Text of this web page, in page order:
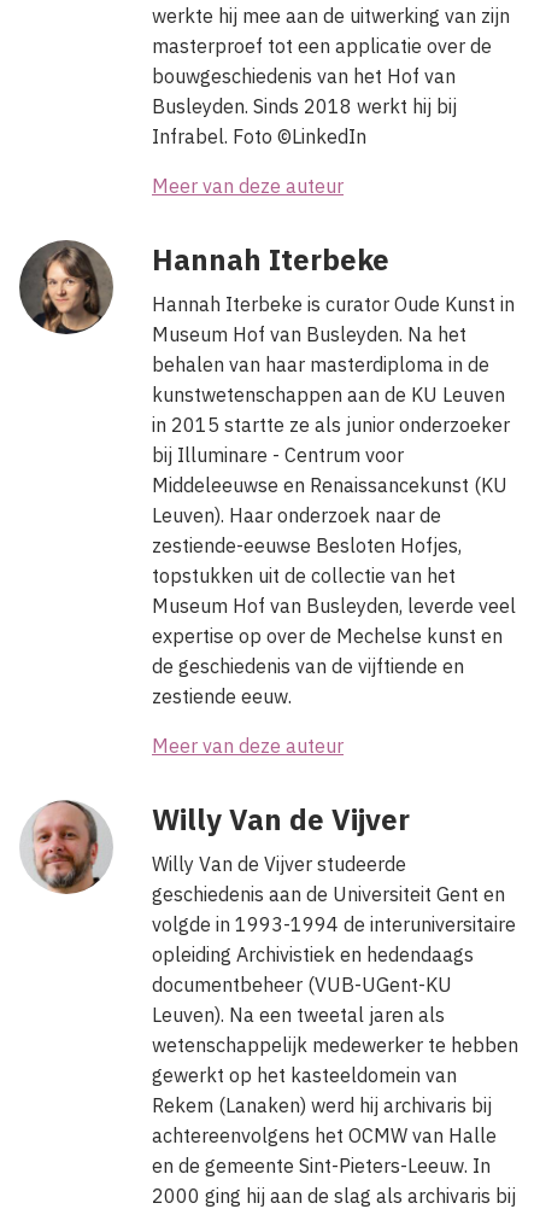
werkte hij mee aan de uitwerking van zijn
masterproef tot een applicatie over de
bouwgeschiedenis van het Hof van
Busleyden. Sinds 2018 werkt hij bij
Infrabel. Foto ©LinkedIn
Meer van deze auteur
Hannah Iterbeke
Hannah Iterbeke is curator Oude Kunst in
Museum Hof van Busleyden. Na het
behalen van haar masterdiploma in de
kunstwetenschappen aan de KU Leuven
in 2015 startte ze als junior onderzoeker
bij Illuminare - Centrum voor
Middeleeuwse en Renaissancekunst (KU
Leuven). Haar onderzoek naar de
zestiende-eeuwse Besloten Hofjes,
topstukken uit de collectie van het
Museum Hof van Busleyden, leverde veel
expertise op over de Mechelse kunst en
de geschiedenis van de vijftiende en
zestiende eeuw.
Meer van deze auteur
Willy Van de Vijver
Willy Van de Vijver studeerde
geschiedenis aan de Universiteit Gent en
volgde in 1993-1994 de interuniversitaire
opleiding Archivistiek en hedendaags
documentbeheer (VUB-UGent-KU
Leuven). Na een tweetal jaren als
wetenschappelijk medewerker te hebben
gewerkt op het kasteeldomein van
Rekem (Lanaken) werd hij archivaris bij
achtereenvolgens het OCMW van Halle
en de gemeente Sint-Pieters-Leeuw. In
2000 ging hij aan de slag als archivaris bij